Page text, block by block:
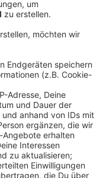
als ihr
Fahrten mit dem
nannte die Zeit
Bahn zu fahren.
Verhalten vieler
laut VRS noch